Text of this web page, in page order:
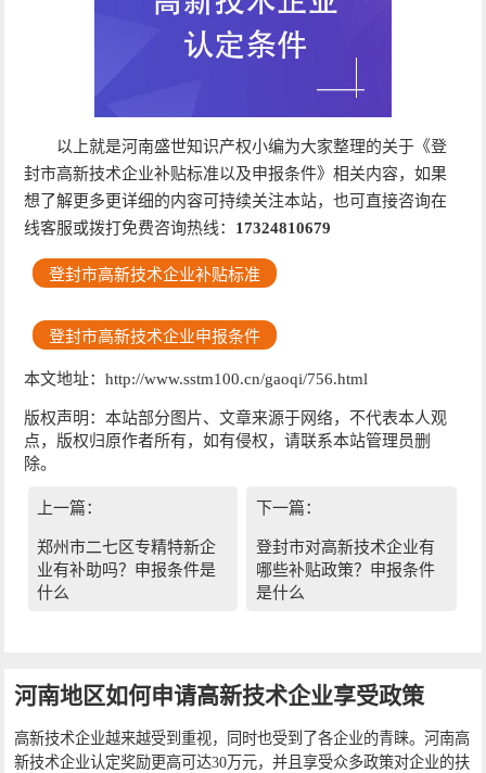
以上就是河南盛世知识产权小编为大家整理的关于《登
封市高新技术企业补贴标准以及申报条件》相关内容，如果
想了解更多更详细的内容可持续关注本站，也可直接咨询在
线客服或拨打免费咨询热线： 17324810679
登封市高新技术企业补贴标准
登封市高新技术企业申报条件
本文地址：http://www.sstm100.cn/gaoqi/756.html
版权声明：本站部分图片、文章来源于网络，不代表本人观
点，版权归原作者所有，如有侵权，请联系本站管理员删
除。
上一篇：
郑州市二七区专精特新企
业有补助吗？申报条件是
什么
下一篇：
登封市对高新技术企业有
哪些补贴政策？申报条件
是什么
河南地区如何申请高新技术企业享受政策
高新技术企业越来越受到重视，同时也受到了各企业的青睐。河南高
新技术企业认定奖励更高可达30万元，并且享受众多政策对企业的扶